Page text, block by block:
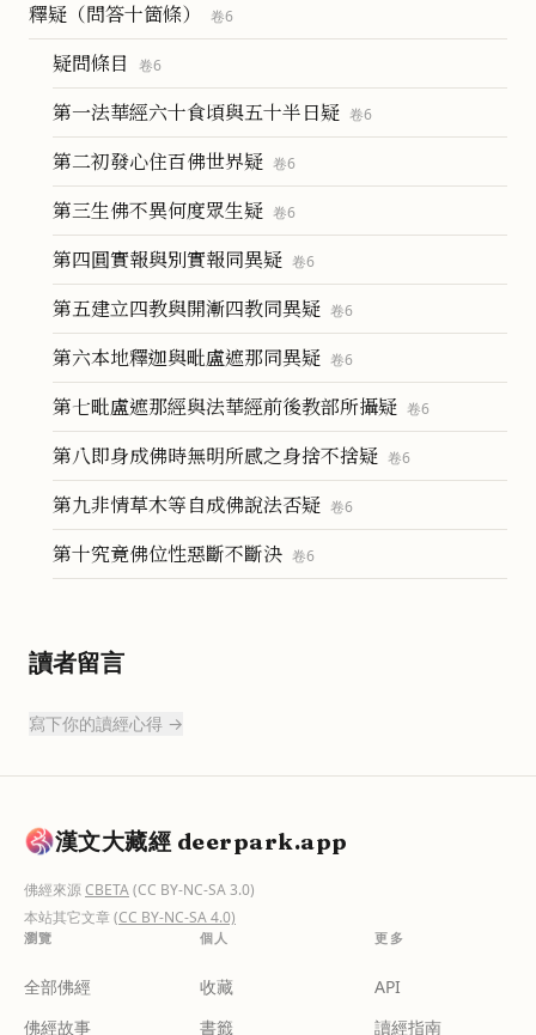
釋疑（問答十箇條） 卷6
疑問條目 卷6
第一法華經六十食頃與五十半日疑 卷6
第二初發心住百佛世界疑 卷6
第三生佛不異何度眾生疑 卷6
第四圓實報與別實報同異疑 卷6
第五建立四教與開漸四教同異疑 卷6
第六本地釋迦與毗盧遮那同異疑 卷6
第七毗盧遮那經與法華經前後教部所攝疑 卷6
第八即身成佛時無明所感之身捨不捨疑 卷6
第九非情草木等自成佛說法否疑 卷6
第十究竟佛位性惡斷不斷決 卷6
讀者留言
寫下你的讀經心得 →
漢文大藏經 deerpark.app
佛經來源CBETA(CC BY-NC-SA 3.0)
本站其它文章(CC BY-NC-SA 4.0)
瀏覽
全部佛經
佛經故事
個人
收藏
書籤
更多
API
讀經指南